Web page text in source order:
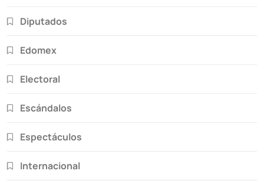
Diputados
Edomex
Electoral
Escándalos
Espectáculos
Internacional